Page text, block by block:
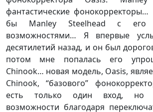
фантастические фонокорректоры…
бы Manley Steelhead с его
возможностями… Я впервые
десятилетий назад, и он был
потом мне попалась его
Chinook… новая модель, Oasis,
Chinook, “базового”
есть только один вход, но
возможности благодаря